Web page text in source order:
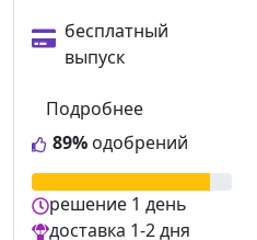
бесплатный
выпуск
89% одобрений
Подробнее
решение 1 день
доставка 1-2 дня